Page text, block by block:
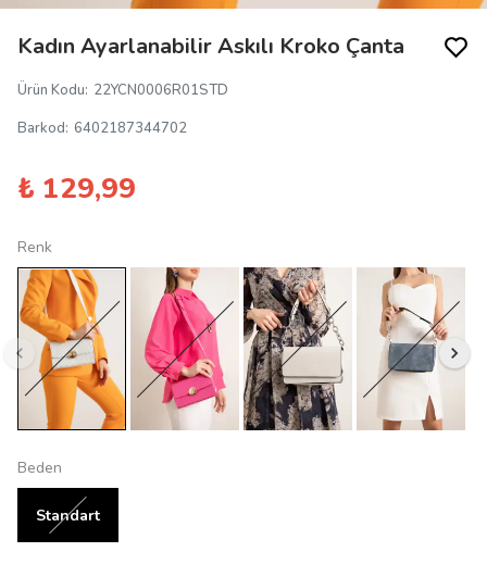
Kadın Ayarlanabilir Askılı Kroko Çanta
Ürün Kodu: 22YCN0006R01STD
Barkod: 6402187344702
₺ 129,99
Renk
Beden
Standart